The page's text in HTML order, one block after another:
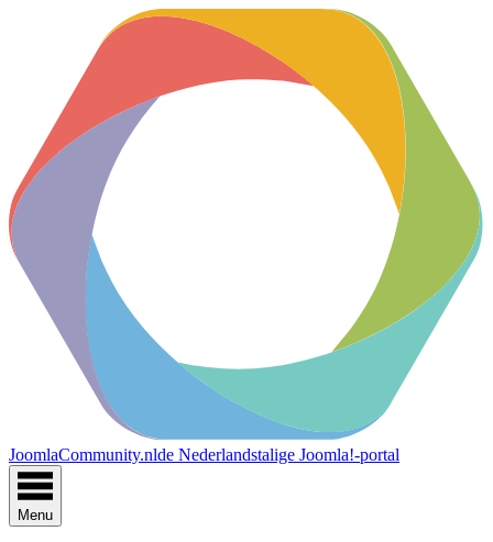
JoomlaCommunity.nlde Nederlandstalige Joomla!-portal
Menu